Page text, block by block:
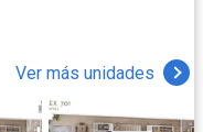
edificio ofrece una
de visita, terrazas
o abierta con
y cuarzo, patio
Ver más unidades